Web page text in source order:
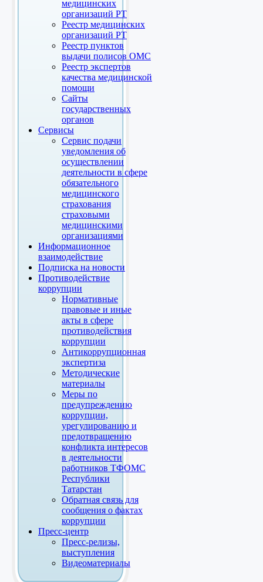
медицинских
организаций РТ
Реестр медицинских
организаций РТ
Реестр пунктов
выдачи полисов ОМС
Реестр экспертов
качества медицинской
помощи
Сайты
государственных
органов
Сервисы
Сервис подачи
уведомления об
осуществлении
деятельности в сфере
обязательного
медицинского
страхования
страховыми
медицинскими
организациями
Информационное
взаимодействие
Подписка на новости
Противодействие
коррупции
Нормативные
правовые и иные
акты в сфере
противодействия
коррупции
Антикоррупционная
экспертиза
Методические
материалы
Меры по
предупреждению
коррупции,
урегулированию и
предотвращению
конфликта интересов
в деятельности
работников ТФОМС
Республики
Татарстан
Обратная связь для
сообщения о фактах
коррупции
Пресс-центр
Пресс-релизы,
выступления
Видеоматериалы